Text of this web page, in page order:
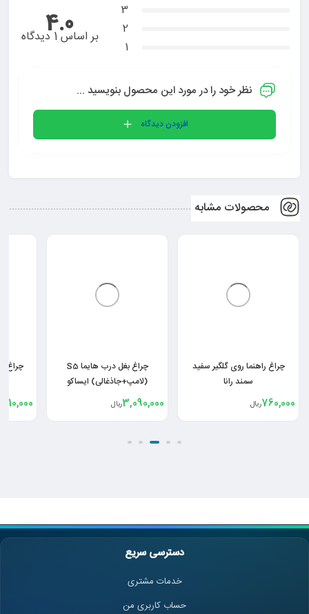
3
2
1
4.0
بر اساس 1 دیدگاه
نظر خود را در مورد این محصول بنویسید ...
افزودن دیدگاه
محصولات مشابه
چراغ راهنما روی گلگیر سفید
سمند رانا
760,000ریال
چراغ بغل درب هایما S5
(لامپ+جاذغالی) ایساکو
3,090,000ریال
چراغ
دسترسی سریع
خدمات مشتری
حساب کاربری من